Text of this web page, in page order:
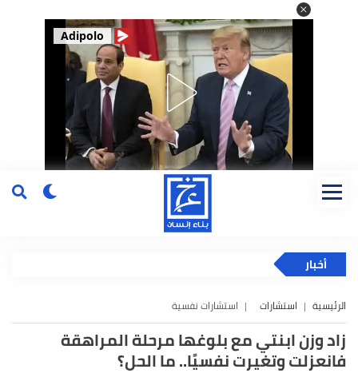
Adipolo
أخبار
الرئيسية استشارات استشارات نفسية
زاد وزن ابنتي مع بلوغها مرحلة المراهقة
فانعزلت وتغيرت نفسيًا.. ما الحل؟